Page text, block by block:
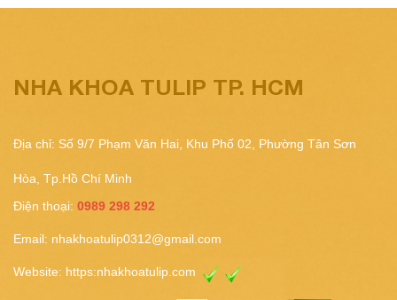
NHA KHOA TULIP TP. HCM
Địa chỉ: Số 9/7 Phạm Văn Hai, Khu Phố 02, Phường Tân Sơn
Hòa, Tp.Hồ Chí Minh
Điện thoại: 0989 298 292
Email: nhakhoatulip0312@gmail.com
Website: https:nhakhoatulip.com